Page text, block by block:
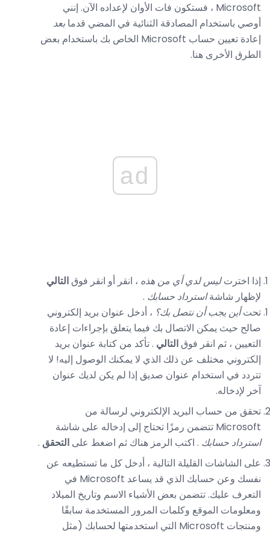
Microsoft ، فستكون فات الأوان لإعداده الآن. إنني
أوصي باستخدام المصادقة الثنائية في المضي قدما بعد
إعادة تعيين حساب Microsoft الخاص بك باستخدام بعض
الطرق الأخرى هنا.
ad
إذا اخترتليس لدي أي من هذه ، انقر أو انقر فوق التالي
لإظهار شاشةاسترداد حسابك .
تحتأين يجب أن نتصل بك؟ ، أدخل عنوان بريد إلكتروني
صالح حيث يمكن الاتصال بك فيما يتعلق بإجراءات إعادة
التعيين ، ثم انقر فوق التالي . تأكد من كتابة عنوان بريد
إلكتروني مختلف عن ذلك الذي لا يمكنك الوصول إليه! لا
تتردد في استخدام عنوان صديق إذا لم يكن لديك عنوان
آخر لإدخاله.
تحقق من حساب البريد الإلكتروني لرسالة من
Microsoft تتضمن رمزًا تحتاج إلى إدخاله على شاشة
استرداد حسابك . اكتب الرمز هناك ثم اضغط على التحقق .
على الشاشات القليلة التالية ، أدخل كل ما تستطيعه عن
نفسك وعن حسابك الذي قد يساعد Microsoft في
التعرف عليك. تتضمن بعض الأشياء الاسم وتاريخ الميلاد
ومعلومات الموقع وكلمات المرور المستخدمة سابقًا
ومنتجات Microsoft التي استخدمتها لحسابك (مثل